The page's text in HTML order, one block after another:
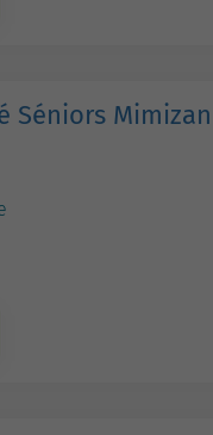
Séniors Mimizan